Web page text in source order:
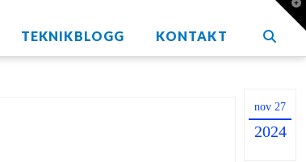
TEKNIKBLOGG KONTAKT
nov 27
2024